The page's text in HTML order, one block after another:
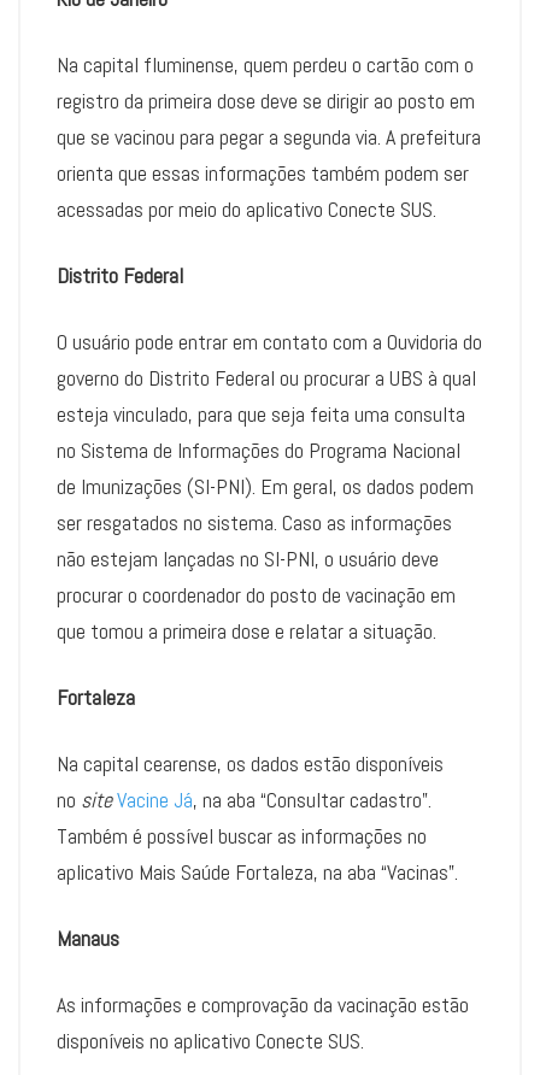
Na capital fluminense, quem perdeu o cartão com o
registro da primeira dose deve se dirigir ao posto em
que se vacinou para pegar a segunda via. A prefeitura
orienta que essas informações também podem ser
acessadas por meio do aplicativo Conecte SUS.
Distrito Federal
O usuário pode entrar em contato com a Ouvidoria do
governo do Distrito Federal ou procurar a UBS à qual
esteja vinculado, para que seja feita uma consulta
no Sistema de Informações do Programa Nacional
de Imunizações (SI-PNI). Em geral, os dados podem
ser resgatados no sistema. Caso as informações
não estejam lançadas no SI-PNI, o usuário deve
procurar o coordenador do posto de vacinação em
que tomou a primeira dose e relatar a situação.
Fortaleza
Na capital cearense, os dados estão disponíveis
no siteVacine Já, na aba “Consultar cadastro”.
Também é possível buscar as informações no
aplicativo Mais Saúde Fortaleza, na aba “Vacinas”.
Manaus
As informações e comprovação da vacinação estão
disponíveis no aplicativo Conecte SUS.